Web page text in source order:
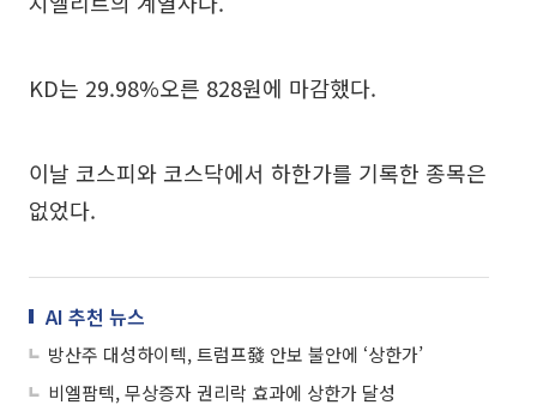
KD는 29.98%오른 828원에 마감했다.
이날 코스피와 코스닥에서 하한가를 기록한 종목은
없었다.
AI 추천 뉴스
방산주 대성하이텍, 트럼프發 안보 불안에 ‘상한가’
비엘팜텍, 무상증자 권리락 효과에 상한가 달성